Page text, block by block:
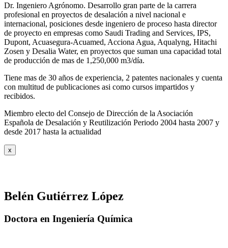
Dr. Ingeniero Agrónomo. Desarrollo gran parte de la carrera
profesional en proyectos de desalación a nivel nacional e
internacional, posiciones desde ingeniero de proceso hasta director
de proyecto en empresas como Saudi Trading and Services, IPS,
Dupont, Acuasegura-Acuamed, Acciona Agua, Aqualyng, Hitachi
Zosen y Desalia Water, en proyectos que suman una capacidad total
de producción de mas de 1,250,000 m3/día.
Tiene mas de 30 años de experiencia, 2 patentes nacionales y cuenta
con multitud de publicaciones asi como cursos impartidos y
recibidos.
Miembro electo del Consejo de Dirección de la Asociación
Española de Desalación y Reutilización Periodo 2004 hasta 2007 y
desde 2017 hasta la actualidad
x
Belén Gutiérrez López
Doctora en Ingeniería Química